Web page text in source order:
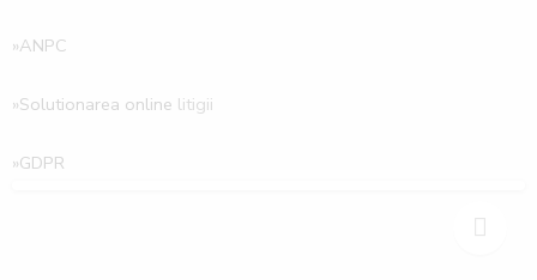
»ANPC
»Solutionarea online litigii
»GDPR